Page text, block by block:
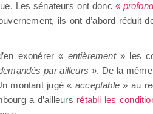
Les sénateurs ont donc «
ils ont d’abord
exonérer « entièrement » les
par ailleurs ». De la
montant jugé «acceptable» au
a d’ailleurs rétabli les